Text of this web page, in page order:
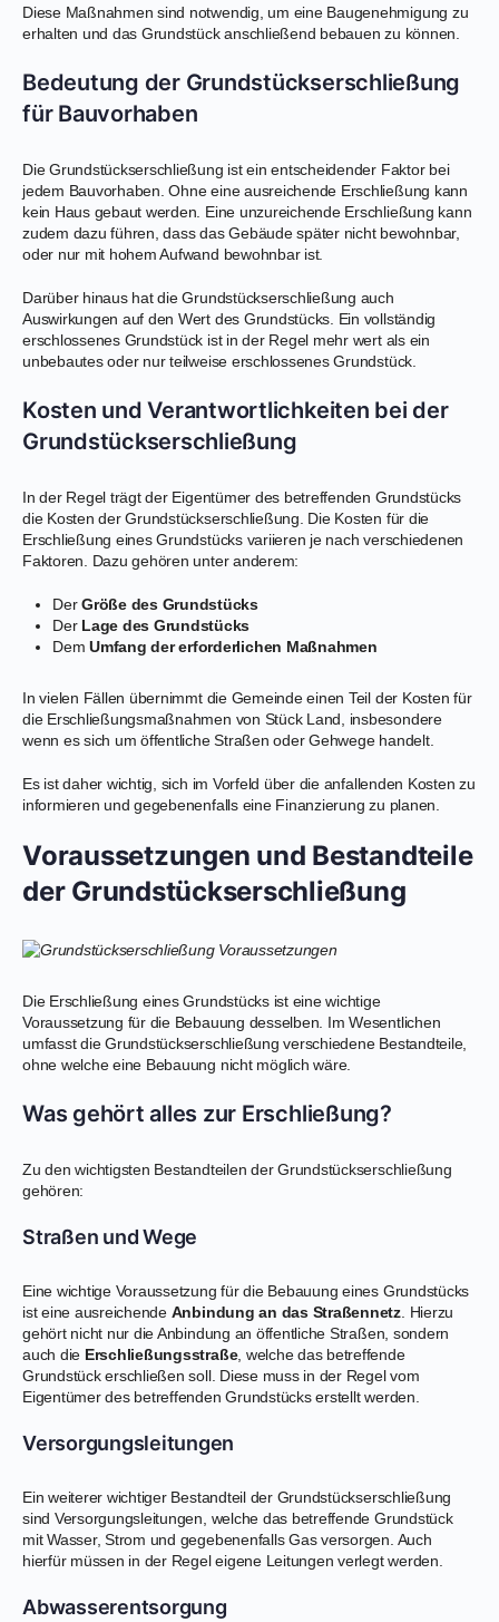
Diese Maßnahmen sind notwendig, um eine Baugenehmigung zu
erhalten und das Grundstück anschließend bebauen zu können.
Bedeutung der Grundstückserschließung
für Bauvorhaben
Die Grundstückserschließung ist ein entscheidender Faktor bei
jedem Bauvorhaben. Ohne eine ausreichende Erschließung kann
kein Haus gebaut werden. Eine unzureichende Erschließung kann
zudem dazu führen, dass das Gebäude später nicht bewohnbar,
oder nur mit hohem Aufwand bewohnbar ist.
Darüber hinaus hat die Grundstückserschließung auch
Auswirkungen auf den Wert des Grundstücks. Ein vollständig
erschlossenes Grundstück ist in der Regel mehr wert als ein
unbebautes oder nur teilweise erschlossenes Grundstück.
Kosten und Verantwortlichkeiten bei der
Grundstückserschließung
In der Regel trägt der Eigentümer des betreffenden Grundstücks
die Kosten der Grundstückserschließung. Die Kosten für die
Erschließung eines Grundstücks variieren je nach verschiedenen
Faktoren. Dazu gehören unter anderem:
DerGröße des Grundstücks
Der Lage des Grundstücks
DemUmfang der erforderlichen Maßnahmen
In vielen Fällen übernimmt die Gemeinde einen Teil der Kosten für
die Erschließungsmaßnahmen von Stück Land, insbesondere
wenn es sich um öffentliche Straßen oder Gehwege handelt.
Es ist daher wichtig, sich im Vorfeld über die anfallenden Kosten zu
informieren und gegebenenfalls eine Finanzierung zu planen.
Voraussetzungen und Bestandteile
der Grundstückserschließung
Die Erschließung eines Grundstücks ist eine wichtige
Voraussetzung für die Bebauung desselben. Im Wesentlichen
umfasst die Grundstückserschließung verschiedene Bestandteile,
ohne welche eine Bebauung nicht möglich wäre.
Was gehört alles zur Erschließung?
Zu den wichtigsten Bestandteilen der Grundstückserschließung
gehören:
Straßen und Wege
Eine wichtige Voraussetzung für die Bebauung eines Grundstücks
ist eine ausreichende Anbindung an das Straßennetz . Hierzu
gehört nicht nur die Anbindung an öffentliche Straßen, sondern
auch die Erschließungsstraße, welche das betreffende
Grundstück erschließen soll. Diese muss in der Regel vom
Eigentümer des betreffenden Grundstücks erstellt werden.
Versorgungsleitungen
Ein weiterer wichtiger Bestandteil der Grundstückserschließung
sind Versorgungsleitungen, welche das betreffende Grundstück
mit Wasser, Strom und gegebenenfalls Gas versorgen. Auch
hierfür müssen in der Regel eigene Leitungen verlegt werden.
Abwasserentsorgung